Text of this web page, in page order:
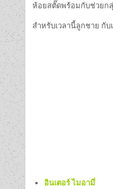
ห้อยสตั๊ดพร้อมกับช่วยก
สำหรับเวลานี้ลูกชาย กั
อินเตอร์ ไมอามี่